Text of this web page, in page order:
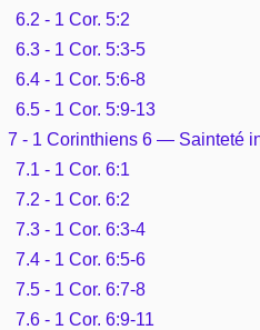
6.2 - 1 Cor. 5:2
6.3 - 1 Cor. 5:3-5
6.4 - 1 Cor. 5:6-8
6.5 - 1 Cor. 5:9-13
7 - 1 Corinthiens 6 — Sainteté
7.1 - 1 Cor. 6:1
7.2 - 1 Cor. 6:2
7.3 - 1 Cor. 6:3-4
7.4 - 1 Cor. 6:5-6
7.5 - 1 Cor. 6:7-8
7.6 - 1 Cor. 6:9-11